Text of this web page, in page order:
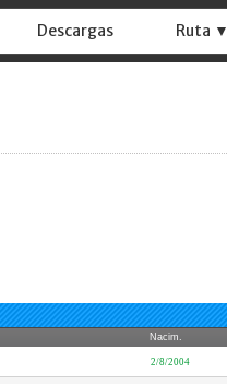
Descargas Ruta ▼
Nacim.
2/8/2004